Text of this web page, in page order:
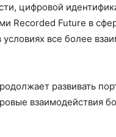
цифровой
Recorded Future в
все более
развивать
взаимодействия